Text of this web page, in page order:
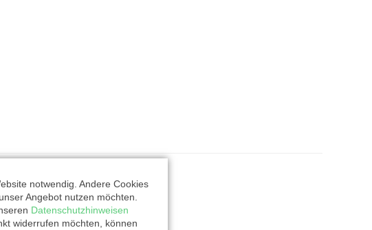
notwendig. Andere Cookies
Angebot nutzen möchten.
Datenschutzhinweisen
widerrufen möchten, können